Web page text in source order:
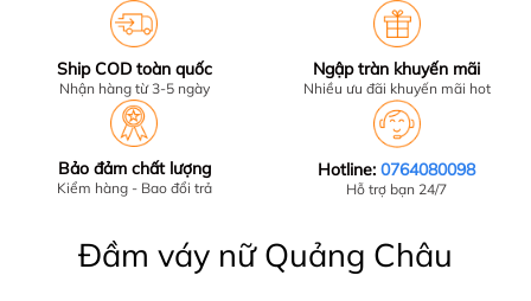
Ship COD toàn quốc
Nhận hàng từ 3-5 ngày
Ngập tràn khuyến mãi
Nhiều ưu đãi khuyến mãi hot
Bảo đảm chất lượng
Kiểm hàng - Bao đổi trả
Hotline:0764080098
Hỗ trợ bạn 24/7
Đầm váy nữ Quảng Châu